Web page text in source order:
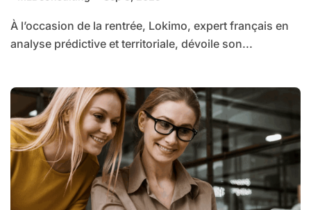
À l’occasion de la rentrée, Lokimo, expert français en
analyse prédictive et territoriale, dévoile son...